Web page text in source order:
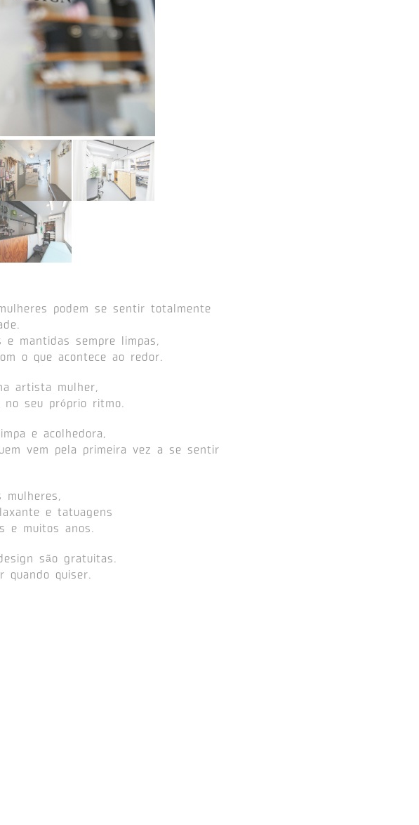
podem se sentir totalmente
mantidas sempre limpas,
o que acontece ao redor.
artista mulher,
no seu próprio ritmo.
e acolhedora,
vem pela primeira vez a se sentir
mulheres,
e tatuagens
e muitos anos.
são gratuitas.
quiser.